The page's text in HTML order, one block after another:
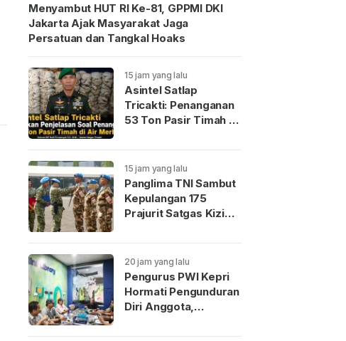
Menyambut HUT RI Ke-81, GPPMI DKI
Jakarta Ajak Masyarakat Jaga
Persatuan dan Tangkal Hoaks
15 jam yang lalu
Asintel Satlap
Tricakti: Penanganan
53 Ton Pasir Timah di
Miskomunikasi
15 jam yang lalu
Panglima TNI Sambut
Kepulangan 175
Prajurit Satgas Kizi
20 jam yang lalu
Pengurus PWI Kepri
Hormati Pengunduran
Diri Anggota,